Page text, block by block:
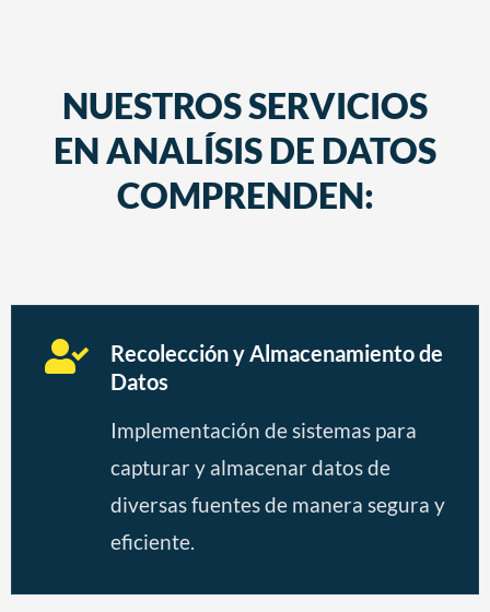
NUESTROS SERVICIOS
EN ANALÍSIS DE DATOS
COMPRENDEN:
Recolección y Almacenamiento de
Datos
Implementación de sistemas para
capturar y almacenar datos de
diversas fuentes de manera segura y
eficiente.